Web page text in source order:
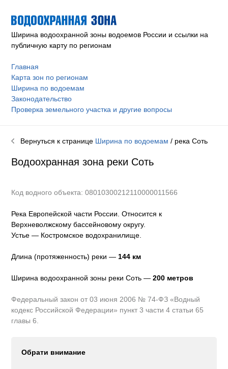
Ширина водоохранной зоны водоемов России и ссылки на
публичную карту по регионам
Главная
Карта зон по регионам
Ширина по водоемам
Законодательство
Проверка земельного участка и другие вопросы
Вернуться к странице Ширина по водоемам / река Соть
Водоохранная зона реки Соть
Код водного объекта: 08010300212110000011566
Река Европейской части России. Относится к
Верхневолжскому бассейновому округу.
Устье — Костромское водохранилище.
Длина (протяженность) реки — 144 км
Ширина водоохранной зоны реки Соть —200 метров
Федеральный закон от 03 июня 2006 № 74-ФЗ «Водный
кодекс Российской Федерации» пункт 3 части 4 статьи 65
главы 6.
Обрати внимание